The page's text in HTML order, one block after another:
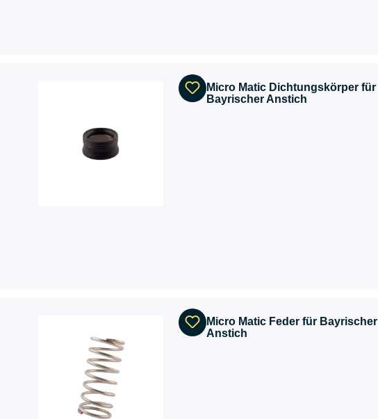
Micro Matic Dichtungskörper für
Bayrischer Anstich
Micro Matic Feder für Bayrischer
Anstich